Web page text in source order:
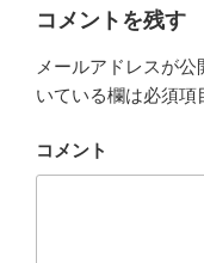
ー
コメントを残す
メールアドレスが公
いている欄は必須項
コメント